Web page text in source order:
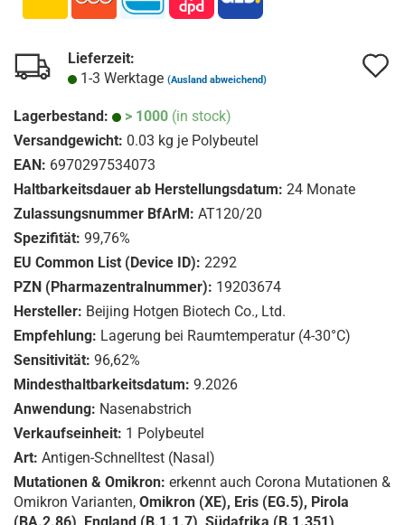
Lieferzeit:
1-3 Werktage (Ausland abweichend)
Lagerbestand: > 1000 (in stock)
Versandgewicht: 0.03 kg je Polybeutel
EAN: 6970297534073
Haltbarkeitsdauer ab Herstellungsdatum: 24 Monate
Zulassungsnummer BfArM: AT120/20
Spezifität: 99,76%
EU Common List (Device ID): 2292
PZN (Pharmazentralnummer): 19203674
Hersteller: Beijing Hotgen Biotech Co., Ltd.
Empfehlung: Lagerung bei Raumtemperatur (4-30°C)
Sensitivität: 96,62%
Mindesthaltbarkeitsdatum: 9.2026
Anwendung: Nasenabstrich
Verkaufseinheit: 1 Polybeutel
Art: Antigen-Schnelltest (Nasal)
Mutationen & Omikron: erkennt auch Corona Mutationen &
Omikron Varianten, Omikron (XE), Eris (EG.5), Pirola